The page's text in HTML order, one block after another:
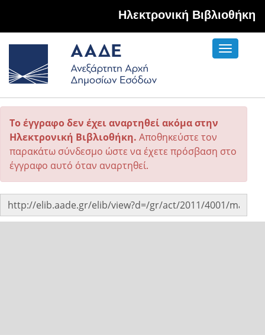
Hλεκτρονική Βιβλιοθήκη
Toggle
Το έγγραφο δεν έχει αναρτηθεί ακόμα στην
Ηλεκτρονική Βιβλιοθήκη. Αποθηκεύστε τον
παρακάτω σύνδεσμο ώστε να έχετε πρόσβαση στο
έγγραφο αυτό όταν αναρτηθεί.